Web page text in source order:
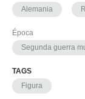
Alemania
Época
Segunda guerra
TAGS
Figura